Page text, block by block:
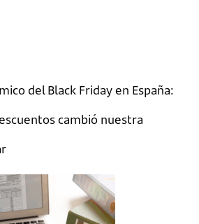
del Black Friday en España:
cambió nuestra